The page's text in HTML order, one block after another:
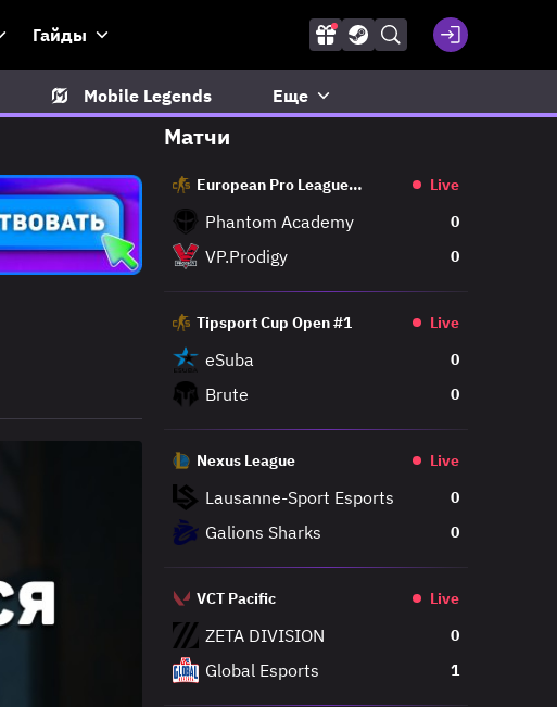
Гайды
Mobile Legends Еще
Матчи
European Pro League
Live
Phantom Academy 0
VP.Prodigy 0
Tipsport Cup Open #1 Live
eSuba 0
Brute 0
Nexus League Live
Lausanne-Sport Esports 0
Galions Sharks 0
VCT Pacific Live
ZETA DIVISION 0
Global Esports 1